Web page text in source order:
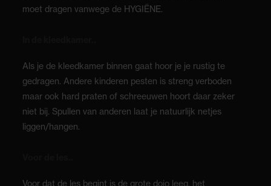
moet dragen vanwege de HYGIËNE.
Als je de kleedkamer binnen gaat hoor je je rustig te
gedragen. Andere kinderen pesten is streng verboden
maar ook hard praten of schreeuwen hoort daar zeker
niet bij. Spullen van anderen laat je natuurlijk netjes
liggen/hangen.
Voor dat de les begint is de grote dojo leeg, het